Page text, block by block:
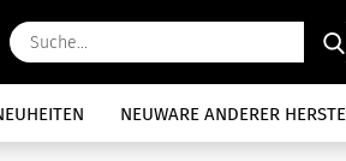
NEUWARE ANDERER